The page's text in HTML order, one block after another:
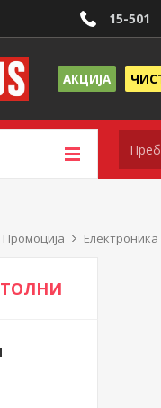
15-501
АКЦИЈА
Електроника